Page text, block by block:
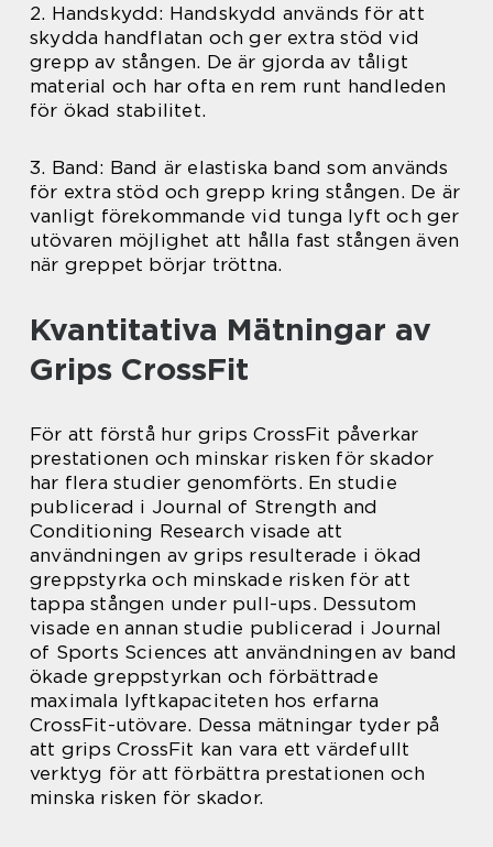
2. Handskydd: Handskydd används för att
skydda handflatan och ger extra stöd vid
grepp av stången. De är gjorda av tåligt
material och har ofta en rem runt handleden
för ökad stabilitet.
3. Band: Band är elastiska band som används
för extra stöd och grepp kring stången. De är
vanligt förekommande vid tunga lyft och ger
utövaren möjlighet att hålla fast stången även
när greppet börjar tröttna.
Kvantitativa Mätningar av
Grips CrossFit
För att förstå hur grips CrossFit påverkar
prestationen och minskar risken för skador
har flera studier genomförts. En studie
publicerad i Journal of Strength and
Conditioning Research visade att
användningen av grips resulterade i ökad
greppstyrka och minskade risken för att
tappa stången under pull-ups. Dessutom
visade en annan studie publicerad i Journal
of Sports Sciences att användningen av band
ökade greppstyrkan och förbättrade
maximala lyftkapaciteten hos erfarna
CrossFit-utövare. Dessa mätningar tyder på
att grips CrossFit kan vara ett värdefullt
verktyg för att förbättra prestationen och
minska risken för skador.